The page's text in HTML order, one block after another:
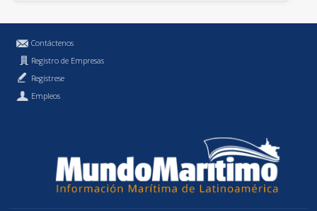
Contáctenos
Registro de Empresas
Regístrese
Empleos